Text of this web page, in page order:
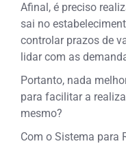
Afinal, é preciso
sai no
controlar prazos de
lidar com as
Portanto, nada
para facilitar a
mesmo?
Com o Sistema para